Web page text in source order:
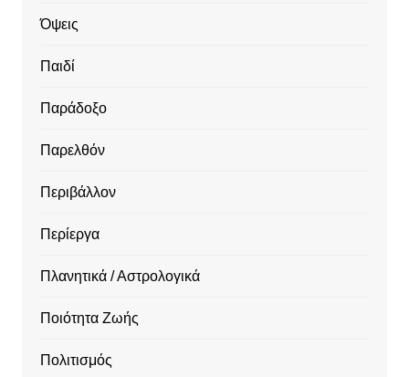
Όψεις
Παιδί
Παράδοξο
Παρελθόν
Περιβάλλον
Περίεργα
Πλανητικά / Αστρολογικά
Ποιότητα Ζωής
Πολιτισμός